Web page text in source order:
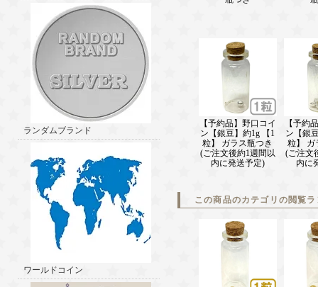
ランダムブランド
ワールドコイン
【予約品】野口コイ
ン【銀豆】約1g 【1
粒】 ガラス瓶つき
(ご注文後約1週間以
内に発送予定)
【予約
ン【銀
粒】 ガ
(ご注文
内に
この商品のカテゴリの閲覧